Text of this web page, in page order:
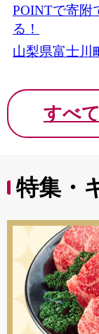
房） フルーツ 山
産 果物 くだもの
イン マスカット
う ブドウ 葡萄
9000円 九千円
POINTで寄附
る！
山梨県富士川
すべ
特集・